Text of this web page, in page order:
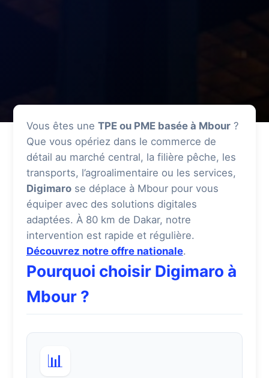
Vous êtes une TPE ou PME basée à Mbour?
Que vous opériez dans le commerce de
détail au marché central, la filière pêche, les
transports, l’agroalimentaire ou les services,
Digimarose déplace à Mbour pour vous
équiper avec des solutions digitales
adaptées. À 80 km de Dakar, notre
intervention est rapide et régulière.
Découvrez notre offre nationale.
Pourquoi choisir Digimaro à
Mbour ?
📊